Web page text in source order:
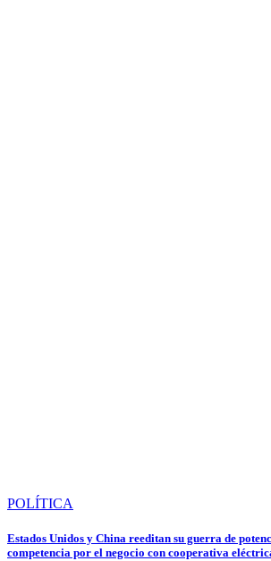
POLÍTICA
Estados Unidos y China reeditan su guerra de
competencia por el negocio con cooperativa